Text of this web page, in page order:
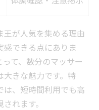
が人気を集める理由
できる点にありま
て、数分のマッサー
きな魅力です。特
は、短時間利用でも高
れます。